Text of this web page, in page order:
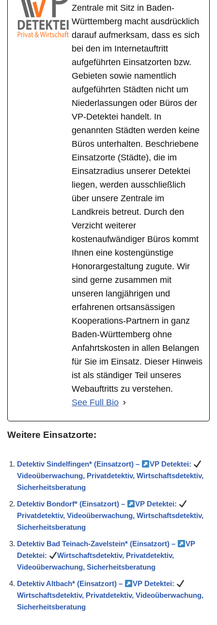
Zentrale mit Sitz in Baden-
Württemberg macht ausdrücklich
darauf aufmerksam, dass es sich
bei den im Internetauftritt
aufgeführten Einsatzorten bzw.
Gebieten sowie namentlich
aufgeführten Städten nicht um
Niederlassungen oder Büros der
VP-Detektei handelt. In
genannten Städten werden keine
Büros unterhalten. Beschriebene
Einsatzorte (Städte), die im
Einsatzradius unserer Detektei
liegen, werden ausschließlich
über unsere Zentrale im
Landkreis betreut. Durch den
Verzicht weiterer
kostenaufwändiger Büros kommt
Ihnen eine kostengünstige
Honorargestaltung zugute. Wir
sind gerne zusammen mit
unseren langjährigen und
erfahrenen ortsansässigen
Kooperations-Partnern in ganz
Baden-Württemberg ohne
Anfahrtskosten in allen Belangen
für Sie im Einsatz. Dieser Hinweis
ist als ständiger Teil unseres
Webauftritts zu verstehen.
See Full Bio
Weitere Einsatzorte:
Detektiv Sindelfingen* (Einsatzort) –
VP Detektei:
Videoüberwachung, Privatdetektiv, Wirtschaftsdetektiv,
Sicherheitsberatung
Detektiv Bondorf* (Einsatzort) –
VP Detektei:
Privatdetektiv, Videoüberwachung, Wirtschaftsdetektiv,
Sicherheitsberatung
Detektiv Bad Teinach-Zavelstein* (Einsatzort) –
VP
Detektei:
Wirtschaftsdetektiv, Privatdetektiv,
Videoüberwachung, Sicherheitsberatung
Detektiv Altbach* (Einsatzort) –
VP Detektei:
Wirtschaftsdetektiv, Privatdetektiv, Videoüberwachung,
Sicherheitsberatung